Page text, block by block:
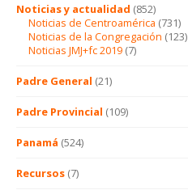
Noticias y actualidad (852)
Noticias de Centroamérica (731)
Noticias de la Congregación (123)
Noticias JMJ+fc 2019 (7)
Padre General (21)
Padre Provincial (109)
Panamá (524)
Recursos (7)